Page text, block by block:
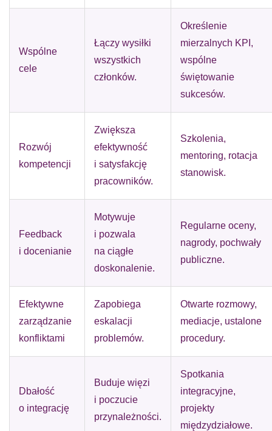
Wspólne
cele
Łączy wysiłki
wszystkich
członków.
Określenie
mierzalnych KPI,
wspólne
świętowanie
sukcesów.
Rozwój
kompetencji
Zwiększa
efektywność
i satysfakcję
pracowników.
Szkolenia,
mentoring, rotacja
stanowisk.
Feedback
i docenianie
Motywuje
i pozwala
na ciągłe
doskonalenie.
Regularne oceny,
nagrody, pochwały
publiczne.
Efektywne
zarządzanie
konfliktami
Zapobiega
eskalacji
problemów.
Otwarte rozmowy,
mediacje, ustalone
procedury.
Dbałość
o integrację
Buduje więzi
i poczucie
przynależności.
Spotkania
integracyjne,
projekty
międzydziałowe.